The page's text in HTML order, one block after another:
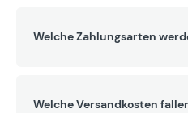
Welche Zahlungsarten
Welche Versandkosten